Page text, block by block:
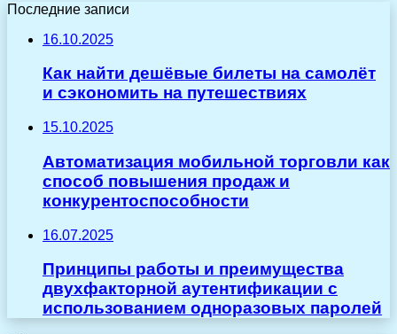
Последние записи
16.10.2025
Как найти дешёвые билеты на самолёт
и сэкономить на путешествиях
15.10.2025
Автоматизация мобильной торговли как
способ повышения продаж и
конкурентоспособности
16.07.2025
Принципы работы и преимущества
двухфакторной аутентификации с
использованием одноразовых паролей